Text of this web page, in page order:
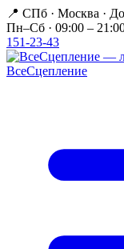
📍 СПб · Москва ·
Пн–Сб · 09:00 –
151-23-43
ВсеСцепление